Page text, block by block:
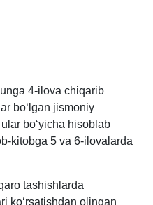
4-ilova chiqarib
boʻlgan jismoniy
boʻyicha hisoblab
kitobga 5 va 6-ilovalarda
tashishlarda
koʻrsatishdan olingan